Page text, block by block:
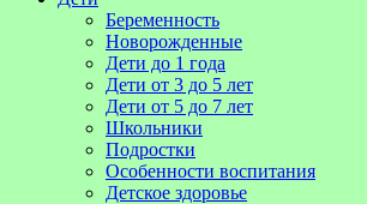
Беременность
Новорожденные
Дети до 1 года
Дети от 3 до 5 лет
Дети от 5 до 7 лет
Школьники
Подростки
Особенности воспитания
Детское здоровье